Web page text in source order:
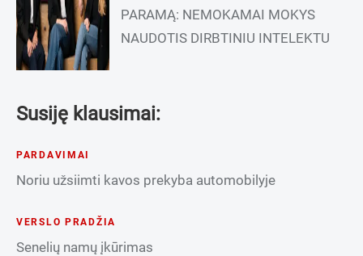
PARAMĄ: NEMOKAMAI MOKYS
NAUDOTIS DIRBTINIU INTELEKTU
Susiję klausimai:
PARDAVIMAI
Noriu užsiimti kavos prekyba automobilyje
VERSLO PRADŽIA
Senelių namų įkūrimas